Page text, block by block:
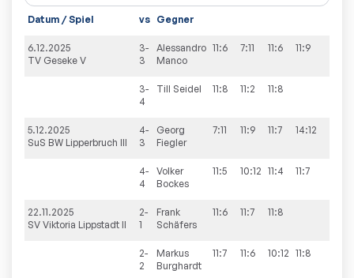
Datum / Spiel vs Gegner
6.12.2025
TV Geseke V
3-
3
Alessandro
Manco
11:6 7:11 11:6 11:9
3-
4
Till Seidel 11:8 11:2 11:8
5.12.2025
SuS BW Lipperbruch III
4-
3
Georg
Fiegler
7:11 11:9 11:7 14:12
4-
4
Volker
Bockes
11:5 10:12 11:4 11:7
22.11.2025
SV Viktoria Lippstadt II
2-
1
Frank
Schäfers
11:6 11:7 11:8
2-
2
Markus
Burghardt
11:7 11:6 10:12 11:8